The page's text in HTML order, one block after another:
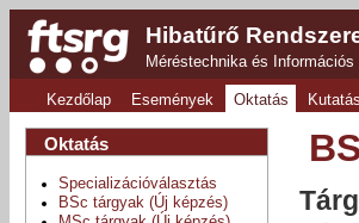
Hibatűrő
Méréstechnika és
Kezdőlap Események Oktatás Kutatás
Oktatás
Specializációválasztás
BSc tárgyak (Új képzés)